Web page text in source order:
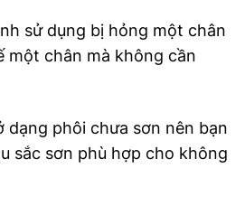
sử dụng bị hỏng một chân
một chân mà không cần
dạng phôi chưa sơn nên bạn
sắc sơn phù hợp cho không